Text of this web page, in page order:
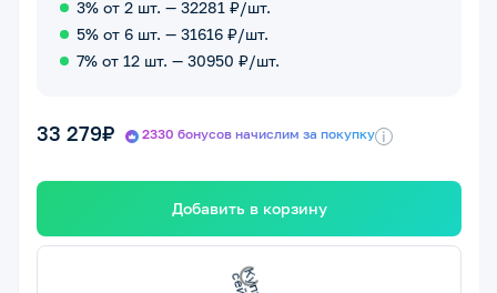
3% от 2 шт. — 32281 ₽/шт.
5% от 6 шт. — 31616 ₽/шт.
7% от 12 шт. — 30950 ₽/шт.
33 279₽ 2330 бонусов начислим за покупку i
Добавить в корзину
К
у
п
и
т
ь
с
е
й
ч
а
с